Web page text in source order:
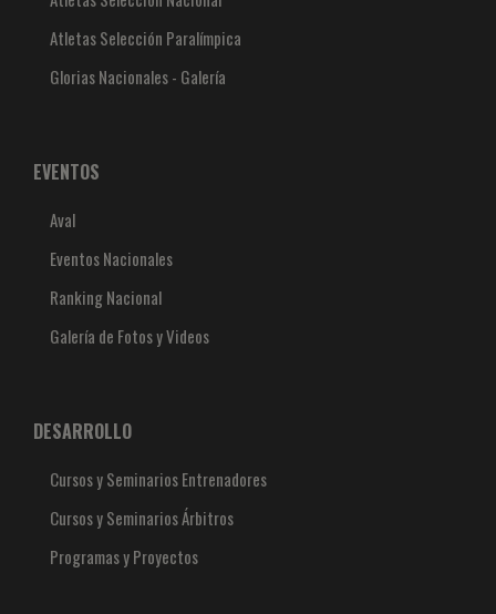
Atletas Selección Paralímpica
Glorias Nacionales - Galería
EVENTOS
Aval
Eventos Nacionales
Ranking Nacional
Galería de Fotos y Videos
DESARROLLO
Cursos y Seminarios Entrenadores
Cursos y Seminarios Árbitros
Programas y Proyectos